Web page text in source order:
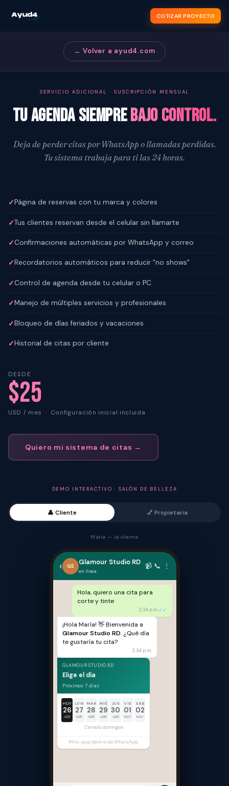
COTIZAR PROYECTO
← Volver a ayud4.com
SERVICIO ADICIONAL · SUSCRIPCIÓN MENSUAL
Tu agenda siemprebajo control.
Deja de perder citas por WhatsApp o llamadas perdidas.
Tu sistema trabaja para ti las 24 horas.
Página de reservas con tu marca y colores
Tus clientes reservan desde el celular sin llamarte
Confirmaciones automáticas por WhatsApp y correo
Recordatorios automáticos para reducir "no shows"
Control de agenda desde tu celular o PC
Manejo de múltiples servicios y profesionales
Bloqueo de días feriados y vacaciones
Historial de citas por cliente
DESDE
$25
USD / mes · Configuración inicial incluida
Quiero mi sistema de citas →
DEMO INTERACTIVO · SALÓN DE BELLEZA
👤 Cliente 💅 Propietaria
María — la clienta
‹ GS Glamour Studio RD
en línea
📹 📞 ⋮
Hola, quiero una cita para
corte y tinte
2:34 p.m.✓✓
¡Hola María! 👋 Bienvenida a
Glamour Studio RD. ¿Qué día
te gustaría tu cita?
2:34 p.m.
GLAMOUR STUDIO RD
Elige el día
Próximos 7 días
HOY
26
ABR
LUN
27
ABR
MAR
28
ABR
MIÉ
29
ABR
JUE
30
ABR
VIE
01
MAY
SÁB
02
MAY
Cerrado domingos
Mini-app dentro de WhatsApp